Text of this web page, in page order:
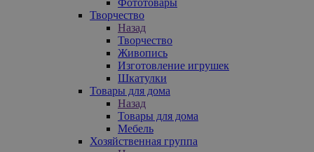
Творчество
Назад
Творчество
Живопись
Изготовление игрушек
Шкатулки
Товары для дома
Назад
Товары для дома
Мебель
Хозяйственная группа